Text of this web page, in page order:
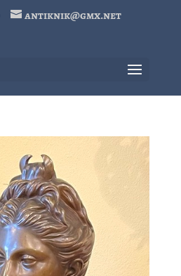
antiknik@gmx.net